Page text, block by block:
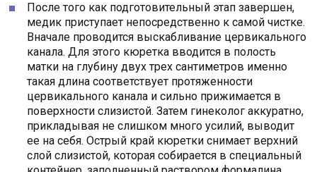
После того как подготовительный этап завершен,
медик приступает непосредственно к самой чистке.
Вначале проводится выскабливание цервикального
канала. Для этого кюретка вводится в полость
матки на глубину двух трех сантиметров именно
такая длина соответствует протяженности
цервикального канала и сильно прижимается в
поверхности слизистой. Затем гинеколог аккуратно,
прикладывая не слишком много усилий, выводит
ее на себя. Острый край кюретки снимает верхний
слой слизистой, которая собирается в специальный